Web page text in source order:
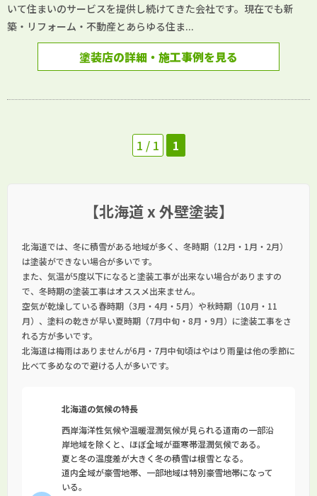
いて住まいのサービスを提供し続けてきた会社です。現在でも新
築・リフォーム・不動産とあらゆる住ま...
塗装店の詳細・施工事例を見る
1 / 1 1
【北海道 x 外壁塗装】
北海道では、冬に積雪がある地域が多く、冬時期（12月・1月・2月）
は塗装ができない場合が多いです。
また、気温が5度以下になると塗装工事が出来ない場合がありますの
で、冬時期の塗装工事はオススメ出来ません。
空気が乾燥している春時期（3月・4月・5月）や秋時期（10月・11
月）、塗料の乾きが早い夏時期（7月中旬・8月・9月）に塗装工事をさ
れる方が多いです。
北海道は梅雨はありませんが6月・7月中旬頃はやはり雨量は他の季節に
比べて多めなので避ける人が多いです。
北海道の気候の特長
西岸海洋性気候や温暖湿潤気候が見られる道南の一部沿
岸地域を除くと、ほぼ全域が亜寒帯湿潤気候である。
夏と冬の温度差が大きく冬の積雪は根雪となる。
道内全域が豪雪地帯、一部地域は特別豪雪地帯になって
いる。